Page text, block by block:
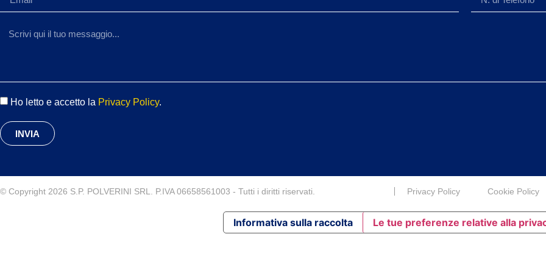
Ho letto e accetto la Privacy Policy.
INVIA
© Copyright 2026 S.P. POLVERINI SRL. P.IVA 06658561003 - Tutti i diritti riservati. Privacy Policy Cookie Policy
Informativa sulla raccolta Le tue preferenze relative alla